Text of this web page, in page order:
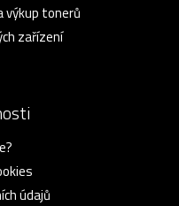
výkup tonerů
zařízení
údajů